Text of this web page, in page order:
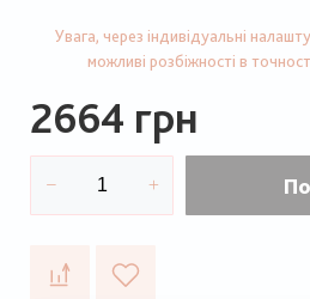
Увага, через індивідуальні
можливі розбіжності в
2664 грн